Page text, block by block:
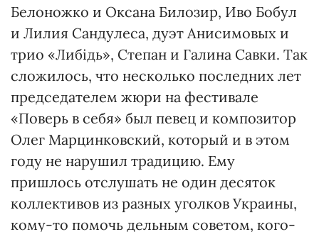
Белоножко и Оксана Билозир, Иво Бобул
и Лилия Сандулеса, дуэт Анисимовых и
трио «Либідь», Степан и Галина Савки. Так
сложилось, что несколько последних лет
председателем жюри на фестивале
«Поверь в себя» был певец и композитор
Олег Марцинковский, который и в этом
году не нарушил традицию. Ему
пришлось отслушать не один десяток
коллективов из разных уголков Украины,
кому-то помочь дельным советом, кого-